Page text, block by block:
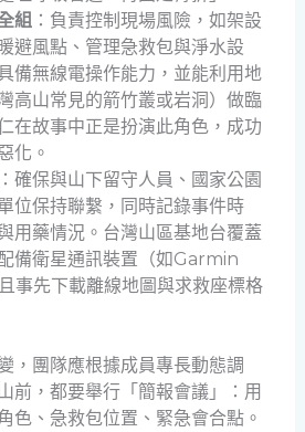
組 ：負責控制現場風險，如架設
避風點、管理急救包與淨水設
備無線電操作能力，並能利用地
高山常見的箭竹叢或岩洞）做臨
在故事中正是扮演此角色，成功
化。
：確保與山下留守人員、國家公園
位保持聯繫，同時記錄事件時
用藥情況。台灣山區基地台覆蓋
備衛星通訊裝置（如Garmin
事先下載離線地圖與求救座標格
，團隊應根據成員專長動態調
前，都要舉行「簡報會議」：用
色、急救包位置、緊急會合點。